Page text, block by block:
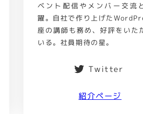
ベント配信やメンバー交流
躍。自社で作り上げた
座の講師も務め、好評をいた
いる。社員期待の星。
Twitter
紹介ページ